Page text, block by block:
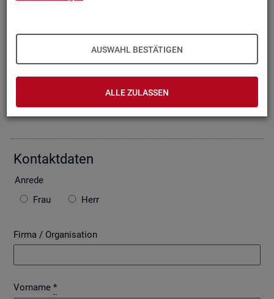
AUSWAHL BESTÄTIGEN
ALLE ZULASSEN
ten wir Ihre An­fra­ge per E-Mail, so­fern Sie damit ein­ver­stan­
den sind. Bitte be­ach­ten Sie auch die unten ste­hen­den Hin­
wei­se zu ggf. ent­ste­hen­den Kos­ten.
Die mit * ge­kenn­zeich­ne­ten Fel­der sind Pflicht­fel­der.
Kon­takt­da­ten
An­re­de
Frau
Herr
Firma / Organisation
Vorname *